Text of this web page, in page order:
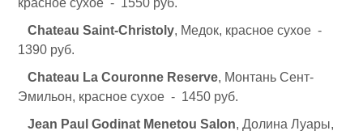
красное сухое - 1550 руб.
Chateau Saint-Christoly, Медок, красное сухое -
1390 руб.
Chateau La Couronne Reserve, Монтань Сент-
Эмильон, красное сухое - 1450 руб.
Jean Paul Godinat Menetou Salon, Долина Луары,